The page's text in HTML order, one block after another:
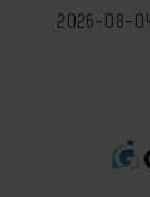
2026-08-